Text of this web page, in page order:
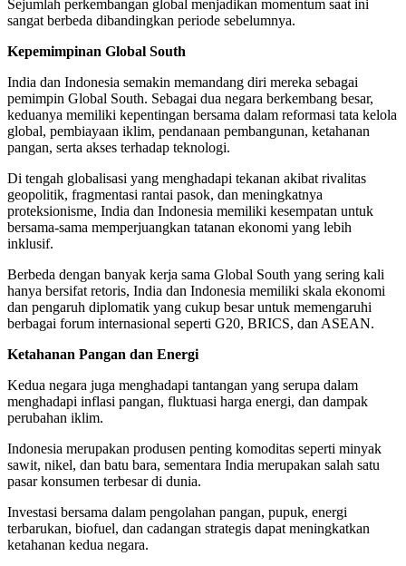
Sejumlah perkembangan global menjadikan momentum saat ini
sangat berbeda dibandingkan periode sebelumnya.
Kepemimpinan Global South
India dan Indonesia semakin memandang diri mereka sebagai
pemimpin Global South. Sebagai dua negara berkembang besar,
keduanya memiliki kepentingan bersama dalam reformasi tata kelola
global, pembiayaan iklim, pendanaan pembangunan, ketahanan
pangan, serta akses terhadap teknologi.
Di tengah globalisasi yang menghadapi tekanan akibat rivalitas
geopolitik, fragmentasi rantai pasok, dan meningkatnya
proteksionisme, India dan Indonesia memiliki kesempatan untuk
bersama-sama memperjuangkan tatanan ekonomi yang lebih
inklusif.
Berbeda dengan banyak kerja sama Global South yang sering kali
hanya bersifat retoris, India dan Indonesia memiliki skala ekonomi
dan pengaruh diplomatik yang cukup besar untuk memengaruhi
berbagai forum internasional seperti G20, BRICS, dan ASEAN.
Ketahanan Pangan dan Energi
Kedua negara juga menghadapi tantangan yang serupa dalam
menghadapi inflasi pangan, fluktuasi harga energi, dan dampak
perubahan iklim.
Indonesia merupakan produsen penting komoditas seperti minyak
sawit, nikel, dan batu bara, sementara India merupakan salah satu
pasar konsumen terbesar di dunia.
Investasi bersama dalam pengolahan pangan, pupuk, energi
terbarukan, biofuel, dan cadangan strategis dapat meningkatkan
ketahanan kedua negara.